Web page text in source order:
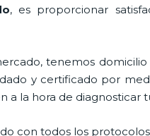
, es proporcionar
tenemos
y certificado por
a la hora de diagnosticar
con todos los